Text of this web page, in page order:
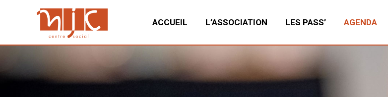
ACCUEIL L’ASSOCIATION LES PASS’ AGENDA